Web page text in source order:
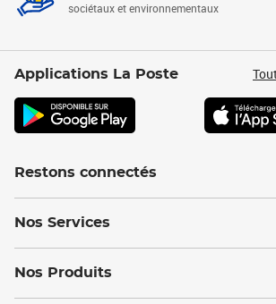
sociétaux et environnementaux
Applications La Poste
Restons connectés
Nos Services
Nos Produits